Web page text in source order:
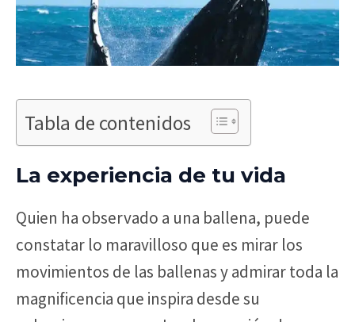
Tabla de contenidos
La experiencia de tu vida
Quien ha observado a una ballena, puede
constatar lo maravilloso que es mirar los
movimientos de las ballenas y admirar toda la
magnificencia que inspira desde su